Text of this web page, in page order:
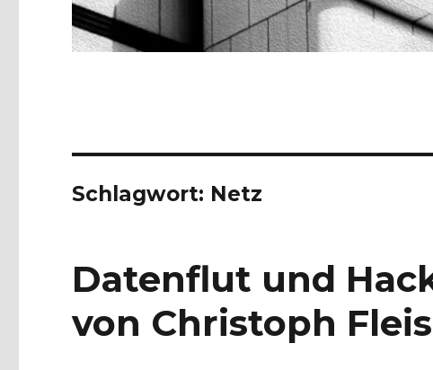
Schlagwort: Netz
Datenflut und
von Christoph